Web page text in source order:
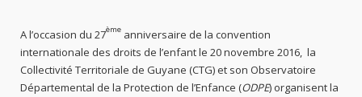
A l’occasion du 27ème anniversaire de la convention
internationale des droits de l’enfant le 20 novembre 2016, la
Collectivité Territoriale de Guyane (CTG) et son Observatoire
Départemental de la Protection de l’Enfance (ODPE) organisent la